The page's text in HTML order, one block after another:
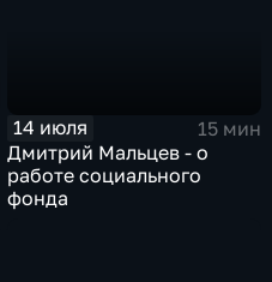
14 июля
15 мин
Дмитрий Мальцев - о
работе социального
фонда